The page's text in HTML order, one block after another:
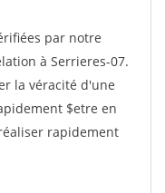
par notre
à Serrieres-07.
la véracité d'une
$etre en
rapidement